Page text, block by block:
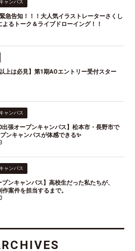
ャンパス
緊急告知！！！大人気イラストレーターさくし
よるトーク＆ライブドローイング！！
以上は必見】第1期AOエントリー受付スター
ャンパス
出張オープンキャンパス】松本市・長野市で
ンキャンパスが体感できる✨
ャンパス
プンキャンパス】高校生だった私たちが、
案件を担当するまで。